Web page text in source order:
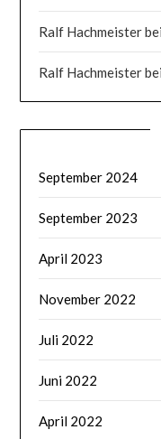
Ralf Hachmeisterbei
Ralf Hachmeisterbei
September 2024
September 2023
April 2023
November 2022
Juli 2022
Juni 2022
April 2022